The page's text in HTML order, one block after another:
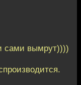
сами вымрут))))